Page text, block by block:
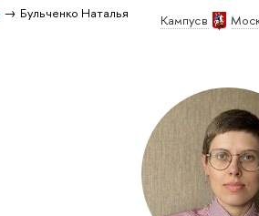
Кампус в
Бульченко Наталья